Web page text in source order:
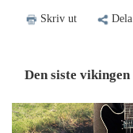
Skriv ut Dela
Den siste vikingen